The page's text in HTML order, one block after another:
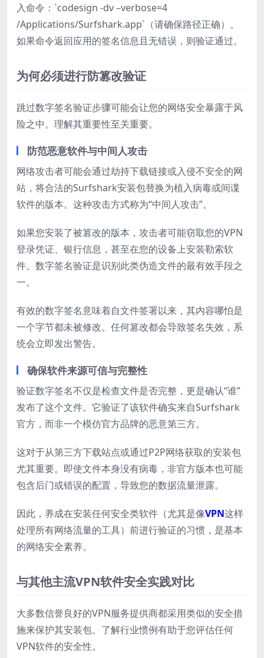
入命令：`codesign -dv –verbose=4
/Applications/Surfshark.app`（请确保路径正确）。
如果命令返回应用的签名信息且无错误，则验证通过。
为何必须进行防篡改验证
跳过数字签名验证步骤可能会让您的网络安全暴露于风
险之中。理解其重要性至关重要。
防范恶意软件与中间人攻击
网络攻击者可能会通过劫持下载链接或入侵不安全的网
站，将合法的Surfshark安装包替换为植入病毒或间谍
软件的版本。这种攻击方式称为“中间人攻击”。
如果您安装了被篡改的版本，攻击者可能窃取您的VPN
登录凭证、银行信息，甚至在您的设备上安装勒索软
件。数字签名验证是识别此类伪造文件的最有效手段之
一。
有效的数字签名意味着自文件签署以来，其内容哪怕是
一个字节都未被修改。任何篡改都会导致签名失效，系
统会立即发出警告。
确保软件来源可信与完整性
验证数字签名不仅是检查文件是否完整，更是确认“谁”
发布了这个文件。它验证了该软件确实来自Surfshark
官方，而非一个模仿官方品牌的恶意第三方。
这对于从第三方下载站点或通过P2P网络获取的安装包
尤其重要。即使文件本身没有病毒，非官方版本也可能
包含后门或错误的配置，导致您的数据流量泄露。
因此，养成在安装任何安全类软件（尤其是像VPN这样
处理所有网络流量的工具）前进行验证的习惯，是基本
的网络安全素养。
与其他主流VPN软件安全实践对比
大多数信誉良好的VPN服务提供商都采用类似的安全措
施来保护其安装包。了解行业惯例有助于您评估任何
VPN软件的安全性。